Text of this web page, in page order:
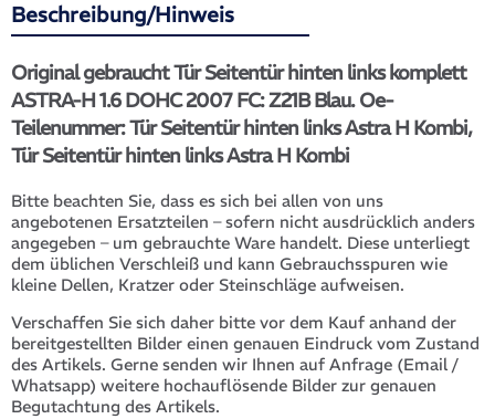
Beschreibung/Hinweis
Original gebraucht Tür Seitentür hinten links komplett
ASTRA-H 1.6 DOHC 2007 FC: Z21B Blau. Oe-
Teilenummer: Tür Seitentür hinten links Astra H Kombi,
Tür Seitentür hinten links Astra H Kombi
Bitte beachten Sie, dass es sich bei allen von uns
angebotenen Ersatzteilen – sofern nicht ausdrücklich anders
angegeben – um gebrauchte Ware handelt. Diese unterliegt
dem üblichen Verschleiß und kann Gebrauchsspuren wie
kleine Dellen, Kratzer oder Steinschläge aufweisen.
Verschaffen Sie sich daher bitte vor dem Kauf anhand der
bereitgestellten Bilder einen genauen Eindruck vom Zustand
des Artikels. Gerne senden wir Ihnen auf Anfrage (Email /
Whatsapp) weitere hochauflösende Bilder zur genauen
Begutachtung des Artikels.